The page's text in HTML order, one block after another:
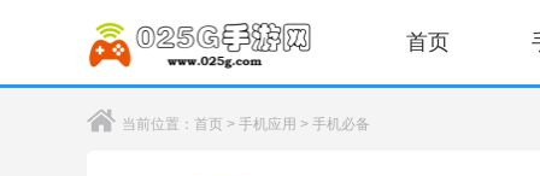
首页
当前位置： 首页 > 手机应用 > 手机必备